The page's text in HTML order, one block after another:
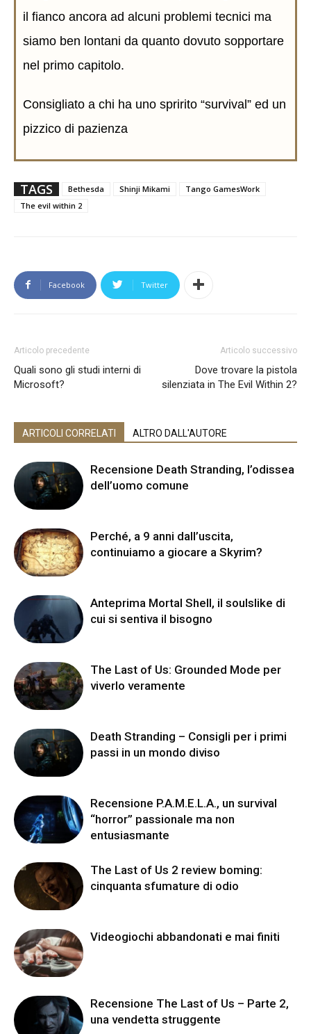
il fianco ancora ad alcuni problemi tecnici ma
siamo ben lontani da quanto dovuto sopportare
nel primo capitolo.
Consigliato a chi ha uno spririto “survival” ed un
pizzico di pazienza
TAGS Bethesda Shinji Mikami
Tango GamesWork
The evil within 2
Facebook Twitter
Articolo precedente
Quali sono gli studi interni di
Microsoft?
Articolo successivo
Dove trovare la pistola
silenziata in The Evil Within 2?
ARTICOLI CORRELATI ALTRO DALL'AUTORE
Recensione Death Stranding, l’odissea
dell’uomo comune
Perché, a 9 anni dall’uscita,
continuiamo a giocare a Skyrim?
Anteprima Mortal Shell, il soulslike di
cui si sentiva il bisogno
The Last of Us: Grounded Mode per
viverlo veramente
Death Stranding – Consigli per i primi
passi in un mondo diviso
Recensione P.A.M.E.L.A., un survival
“horror” passionale ma non
entusiasmante
The Last of Us 2 review boming:
cinquanta sfumature di odio
Videogiochi abbandonati e mai finiti
Recensione The Last of Us – Parte 2,
una vendetta struggente